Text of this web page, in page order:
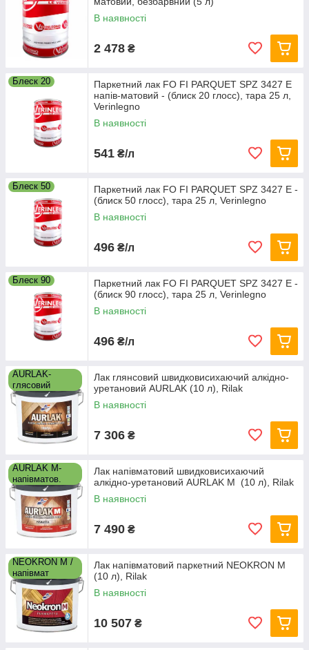
В наявності
2 478 ₴
Блеск 20
Паркетний лак FO FI PARQUET SPZ 3427 E
напів-матовий - (блиск 20 глосс), тара 25 л,
Verinlegno
В наявності
541 ₴/л
Блеск 50
Паркетний лак FO FI PARQUET SPZ 3427 E -
(блиск 50 глосс), тара 25 л, Verinlegno
В наявності
496 ₴/л
Блеск 90
Паркетний лак FO FI PARQUET SPZ 3427 E -
(блиск 90 глосс), тара 25 л, Verinlegno
В наявності
496 ₴/л
AURLAK-
глясовий
Лак глянсовий швидковисихаючий алкідно-
уретановий AURLAK (10 л), Rilak
В наявності
7 306 ₴
AURLAK M-
напівматов.
Лак напівматовий швидковисихаючий
алкідно-уретановий AURLAK M (10 л), Rilak
В наявності
7 490 ₴
NEOKRON M /
напівмат
Лак напівматовий паркетний NEOKRON M
(10 л), Rilak
В наявності
10 507 ₴